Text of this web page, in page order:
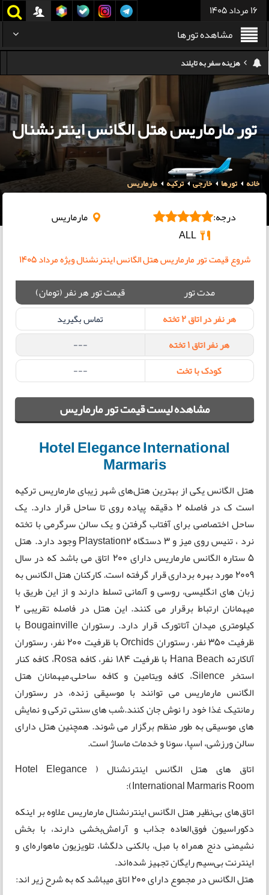
16 مرداد 1405
مشاهده تورها
کدام هواپیمایی کدام ترمینال مهرآباد؟
استرداد بلیط هواپیما در شرایط جنگی
هزینه تفریحات استانبول ۲۰۲۵
سفر به ارمنستان | دیدنی‌ها و تجربیات جذاب
معرفی بهترین غذاهای محلی و خیابانی دبی
هزینه سفر به گرجستان
هزینه سفر به تایلند
تور مارماریس هتل الگانس اینترنشنال
خانه تورها خارجی ترکیه مارماریس
درجه:
مارماریس
شروع قیمت تور مارماریس هتل الگانس اینترنشنال ویژه مرداد ۱۴۰۵
مدت تور قیمت تور هر نفر (تومان)
هر نفر در اتاق 2 تخته
تماس بگیرید
هر نفر اتاق 1 تخته
---
کودک با تخت
---
مشاهده لیست قیمت تور مارماریس
Hotel Elegance International
Marmaris
هتل الگانس یکی از بهترین هتل‌های شهر زیبای مارماریس ترکیه
است ک در فاصله 2 دقیقه پیاده روی تا ساحل قرار دارد. یک
ساحل اختصاصی برای آفتاب گرفتن و یک سالن سرگرمی با تخته
نرد ، تنیس روی میز و 3 دستگاه Playstation2 وجود دارد. هتل
5 ستاره الگانس مارماریس دارای 200 اتاق می باشد که در سال
2009 مورد بهره برداری قرار گرفته است. کارکنان هتل الگانس به
زبان های انگلیسی، روسی و آلمانی تسلط دارند و از این طریق با
میهمانان ارتباط برقرار می کنند. این هتل در فاصله تقریبی 2
کیلومتری میدان آتاتورک قرار دارد. رستوران Bougainville با
ظرفیت 350 نفر، رستوران Orchids با ظرفیت 200 نفر، رستوران
آلاکارته Hana Beach با ظرفیت 184 نفر، کافه Rosa، کافه کنار
استخر Silence، کافه ویتامین و کافه ساحلی.میهمانان هتل
الگانس مارماریس می توانند با موسیقی زنده، در رستوران
رمانتیک غذا خود را نوش جان کنند.شب های سنتی ترکی و نمایش
های موسیقی به طور منظم برگزار می شوند. همچنین هتل دارای
سالن ورزشی، اسپا، سونا و خدمات ماساژ است.
اتاق های هتل الگانس اینترنشنال ( Hotel Elegance
International Marmaris Room):
اتاق‌های بی‌نظیر هتل الگانس اینترنشنال مارماریس علاوه بر اینکه
دکوراسیون فوق‌العاده جذاب و آرامش‌بخشی دارند، با بخش
نشیمنی دنج همراه با مبل، بالکنی دلگشا، تلویزیون ماهواره‌ای و
اینترنت بی‌سیم رایگان تجهیز شده‌اند.
هتل الگانس در مجموع دارای 200 اتاق میباشد که به شرح زیر اند: